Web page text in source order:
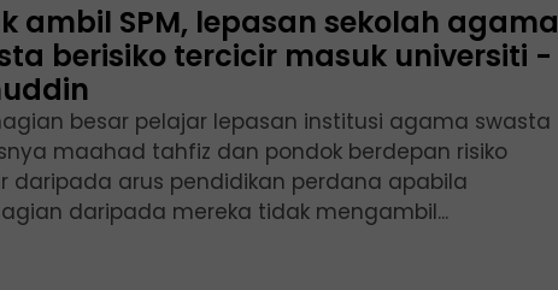
ambil SPM, lepasan sekolah agama
berisiko tercicir masuk universiti -
besar pelajar lepasan institusi agama swasta
maahad tahfiz dan pondok berdepan risiko
daripada arus pendidikan perdana apabila
daripada mereka tidak mengambil...